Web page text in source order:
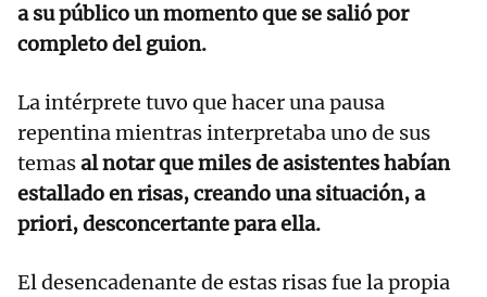
a su público un momento que se salió por
completo del guion.
La intérprete tuvo que hacer una pausa
repentina mientras interpretaba uno de sus
temasal notar que miles de asistentes habían
estallado en risas, creando una situación, a
priori, desconcertante para ella.
El desencadenante de estas risas fue la propia